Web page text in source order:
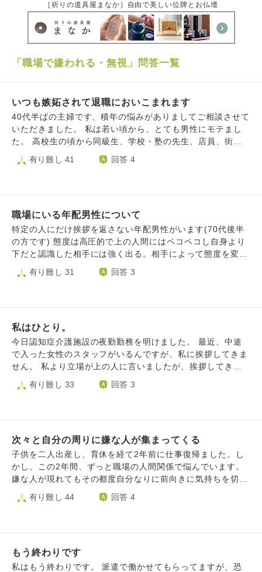
［祈りの道具屋まなか］自由で美しい位牌とお仏壇
「職場で嫌われる・無視」問答一覧
いつも嫉妬されて退職においこまれます
40代半ばの主婦です、積年の悩みがありましてご相談させて
いただきました。 私は若い頃から、とても男性にモテまし
た。 高校生の頃から同級生、学校・塾の先生、店員、街ゆ
く人、男性と少しでも関わると、すぐ告白される・・くらい
でした。 同性からは階段で押されたことも2回あり、道で、
ジメにずっと遭ってきました。 しかも女性というのは証拠
を残さず突き止められない、表面化もしないので、いつも追
い込まれるのを静観しながら待つだけです。 職場では利害
関係が発生するので、リーダー格の女性に力があれば、男性
してきました。 紅一点の職場も経験したのですが、すぐに
して5ヶ月)。 面接で社長が気に入ってくれて、即答で入れ
てくれましたが、その隣に座っていた社長婦人はムッとして
いました、入社時からずっと冷たいです(代表の奥様が同じ
職場に居る場合、必ず奥様には嫌われます)。 この前、女性
いんですか！？」と文句を言われて、私は「そんなこと言わ
らないから！」と、聞こえるように言われて睨まれました
(仕事ができないと思わせる意図もあります)。 これを皮切り
でした。 先日は男性社員の悪口を私の前で言い出して、私
に同意を求めてきました。 私は黙るのですが、男性社員と
女子3人(文句を言ってきた女性社員も同行、私は留守番)で
休憩に行き、帰ったら、その男性からは無視されるようにな
一斉に総攻撃してきます。 もう未来が見えてきました、私
はどうすればいいでしょうか。
有り難し 41 回答 4
職場にいる年配男性について
特定の人にだけ挨拶を返さない年配男性がいます(70代後半
の方です) 態度は高圧的で上の人間にはペコペコし自身より
下だと認識した相手には強く出る。相手によって態度を変え
るような人です(周囲の人達からも結構嫌われているようで
す…) その人が同僚の挨拶にだけ絶対に挨拶を返しません(そ
ないかと思えてきて…。 同僚は気にしてないと言っていた
んですがそうした場面を見るのはやはり良い気持ちはしませ
ん。勿論人間だから対人関係で好き嫌い・得意不得意あるの
は仕方ないと思いますし私にもありますが…。 こういう人
有り難し 31 回答 3
私はひとり。
今日認知症介護施設の夜勤勤務を明けました。 最近、中途
で入った女性のスタッフがいるんですが、私に挨拶してきま
せん。 私より立場が上の人に言いましたが、挨拶してきた
りこなかったり。 年齢も中年ですから、言われても（自分
より若い人に）変わるわけもなく。 そんな話や夜間の勤務
が立ちました。 辞めたいなぁ大分前から思っていました
が、辞めて他に行っても嫌な人はいるだろうし、私が蔑ろに
されたという気持ちはまたそこでも味わうんだろうし。 私
はいつも、人に軽んじられていて、蔑ろにされてるとずっと
慮しない人間だから、同じようなことをしてるから！？など
有り難し 33 回答 3
次々と自分の周りに嫌な人が集まってくる
子供を二人出産し、育休を経て2年前に仕事復帰ました。し
かし、この2年間、ずっと職場の人間関係で悩んでいます。
嫌な人が現れてもその都度自分なりに前向きに気持ちを切り
替えたりして立ち直ってきましたが、次々と嫌な人が現れま
す。 主に嫌な人と言うのは派遣社員や後輩、上司等様々で
目線で突然無視したり仕事をバックレたりする後輩、納得で
きない理由で突然評価を下げたり仕事を奪い自分の都合のい
有り難し 44 回答 4
もう終わりです
私はもう終わりです。 派遣で働かせてもらってますが、恐